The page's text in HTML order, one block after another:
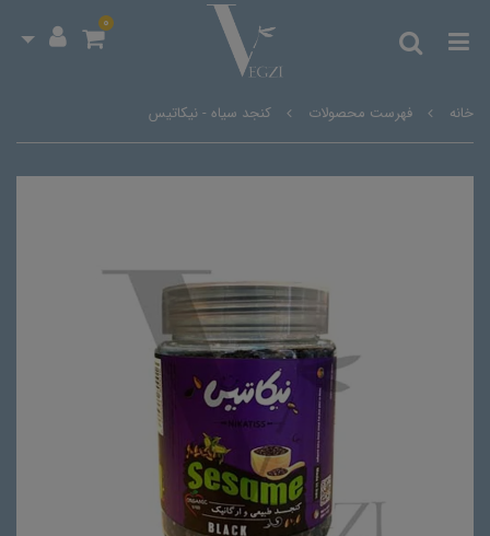
0
خانه فهرست محصولات کنجد سیاه - نیکاتیس